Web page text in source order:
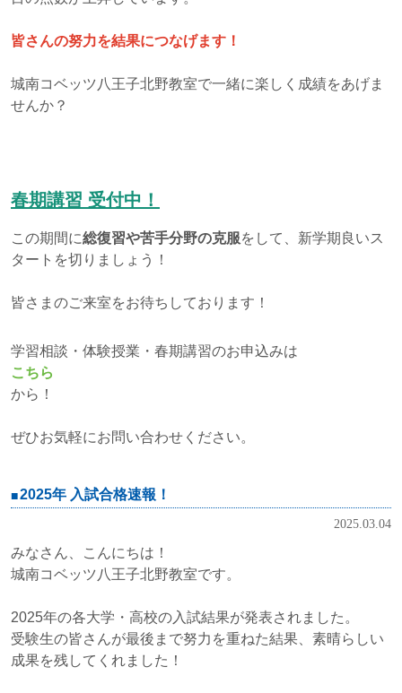
皆さんの努力を結果につなげます！
城南コベッツ八王子北野教室で一緒に楽しく成績をあげま
せんか？
春期講習 受付中！
この期間に総復習や苦手分野の克服をして、新学期良いス
タートを切りましょう！
皆さまのご来室をお待ちしております！
学習相談・体験授業・春期講習のお申込みは
こちら
から！
ぜひお気軽にお問い合わせください。
2025年 入試合格速報！
2025.03.04
みなさん、こんにちは！
城南コベッツ八王子北野教室です。
2025年の各大学・高校の入試結果が発表されました。
受験生の皆さんが最後まで努力を重ねた結果、素晴らしい
成果を残してくれました！